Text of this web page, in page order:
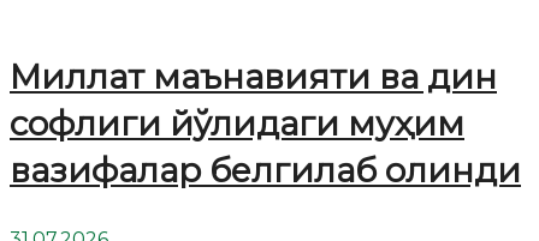
Миллат маънавияти ва дин
софлиги йўлидаги муҳим
вазифалар белгилаб олинди